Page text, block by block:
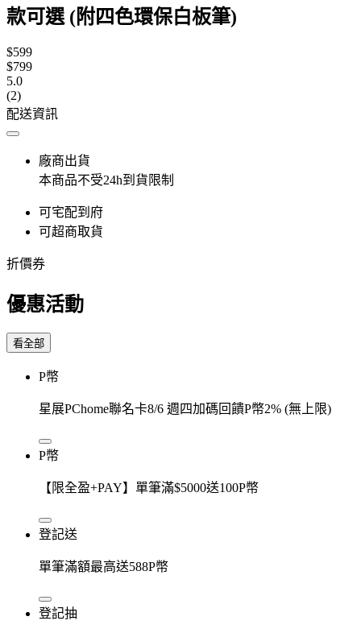
款可選 (附四色環保白板筆)
$599
$799
5.0
(2)
配送資訊
廠商出貨
本商品不受24h到貨限制
可宅配到府
可超商取貨
折價券
優惠活動
看全部
P幣
星展PChome聯名卡8/6 週四加碼回饋P幣2% (無上限)
P幣
【限全盈+PAY】單筆滿$5000送100P幣
登記送
單筆滿額最高送588P幣
登記抽